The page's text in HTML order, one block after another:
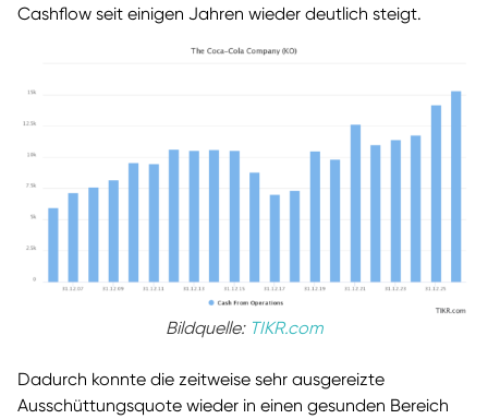
Cashflow seit einigen Jahren wieder deutlich steigt.
Bildquelle: TIKR.com
Dadurch konnte die zeitweise sehr ausgereizte
Ausschüttungsquote wieder in einen gesunden Bereich